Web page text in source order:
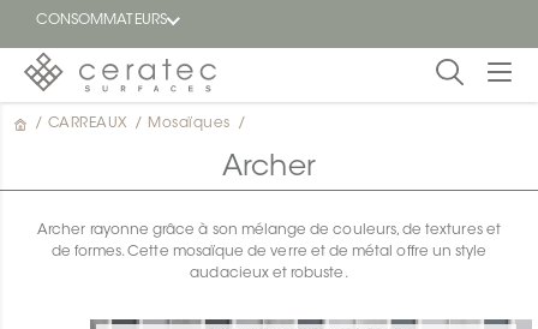
CONSOMMATEURS
En
Trouver
/ CARREAUX / Mosaïques /
Archer
Archer rayonne grâce à son mélange de couleurs, de textures et
de formes. Cette mosaïque de verre et de métal offre un style
audacieux et robuste.